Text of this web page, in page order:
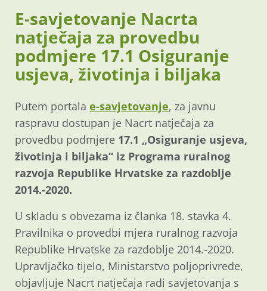
E-savjetovanje Nacrta
natječaja za provedbu
podmjere 17.1 Osiguranje
usjeva, životinja i biljaka
Putem portala e-savjetovanje, za javnu
raspravu dostupan je Nacrt natječaja za
provedbu podmjere 17.1 „Osiguranje usjeva,
životinja i biljaka“ iz Programa ruralnog
razvoja Republike Hrvatske za razdoblje
2014.-2020.
U skladu s obvezama iz članka 18. stavka 4.
Pravilnika o provedbi mjera ruralnog razvoja
Republike Hrvatske za razdoblje 2014.-2020.
Upravljačko tijelo, Ministarstvo poljoprivrede,
objavljuje Nacrt natječaja radi savjetovanja s